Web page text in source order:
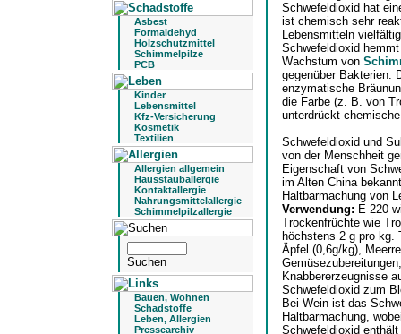
Asbest
Formaldehyd
Holzschutzmittel
Schimmelpilze
PCB
Kinder
Lebensmittel
Kfz-Versicherung
Kosmetik
Textilien
Allergien allgemein
Hausstauballergie
Kontaktallergie
Nahrungsmittelallergie
Schimmelpilzallergie
Bauen, Wohnen
Schadstoffe
Leben, Allergien
Pressearchiv
Schwefeldioxid hat
ist chemisch sehr
Lebensmitteln
Schwefeldioxid
Wachstum von
gegenüber Bakterien.
enzymatische
die Farbe (z. B. von
unterdrückt
Schwefeldioxid und
von der Menschheit
Eigenschaft von
im Alten China
Haltbarmachung von
Verwendung: E 220
Trockenfrüchte wie
höchstens 2 g pro kg.
Äpfel (0,6g/kg),
Knabbererzeugnisse
Schwefeldioxid zum
Bei Wein ist das
Haltbarmachung,
Schwefeldioxid